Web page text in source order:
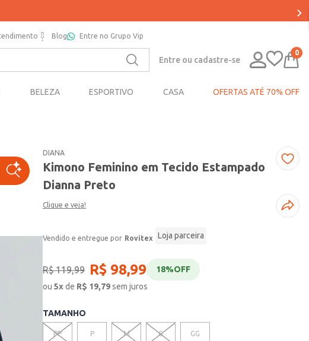
Blog Entre no Grupo Vip
Entre ou cadastre-se
0
BELEZA ESPORTIVO CASA OFERTAS ATÉ 70% OFF
DIANA
Kimono Feminino em Tecido Estampado
Dianna Preto
Clique e veja!
Rovitex Loja parceira
R$ 119,99 R$ 98,99 18%OFF
ou5xde R$ 19,79sem juros
TAMANHO
PP P M G GG